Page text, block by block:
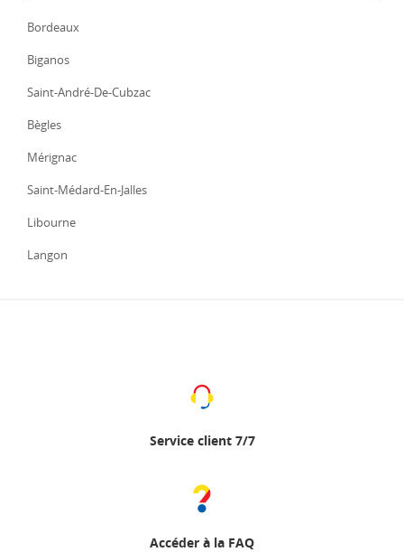
Bordeaux
Biganos
Saint-André-De-Cubzac
Bègles
Mérignac
Saint-Médard-En-Jalles
Libourne
Langon
Service client 7/7
Accéder à la FAQ